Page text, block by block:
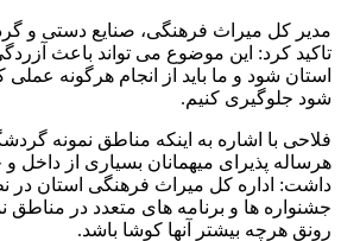
مدیر کل میراث فرهنگی، صنایع دستی و
تاکید کرد: این موضوع می تواند باعث
استان شود و ما باید از انجام هرگونه
شود جلوگیری کنیم.
فلاحی با اشاره به اینکه مناطق نمونه
هرساله پذیرای میهمانان بسیاری از داخل
داشت: اداره کل میراث فرهنگی استان در
جشنواره ها و برنامه های متعدد در مناطق
رونق هرچه بیشتر آنها کوشا باشد.